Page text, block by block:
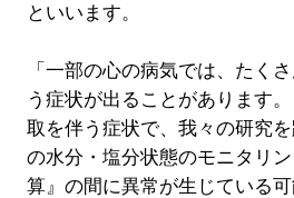
といいます。
「一部の心の病気では、たく
う症状が出ることがあります
取を伴う症状で、我々の研究
の水分・塩分状態のモニタリ
算』の間に異常が生じている